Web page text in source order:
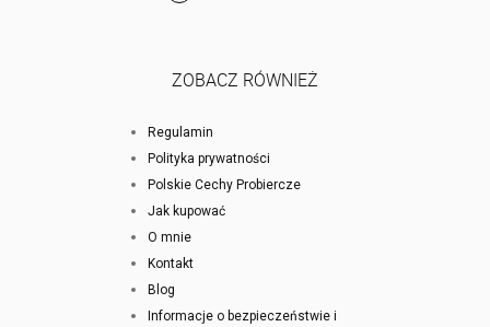
ZOBACZ RÓWNIEŻ
Regulamin
Polityka prywatności
Polskie Cechy Probiercze
Jak kupować
O mnie
Kontakt
Blog
Informacje o bezpieczeństwie i